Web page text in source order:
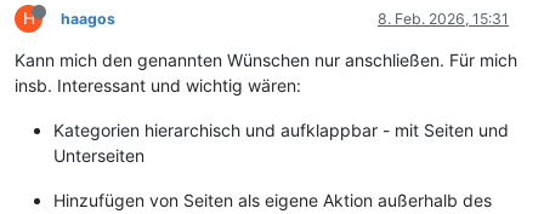
H haagos 8. Feb. 2026, 15:31
Kann mich den genannten Wünschen nur anschließen. Für mich
insb. Interessant und wichtig wären:
Kategorien hierarchisch und aufklappbar - mit Seiten und
Unterseiten
Hinzufügen von Seiten als eigene Aktion außerhalb des